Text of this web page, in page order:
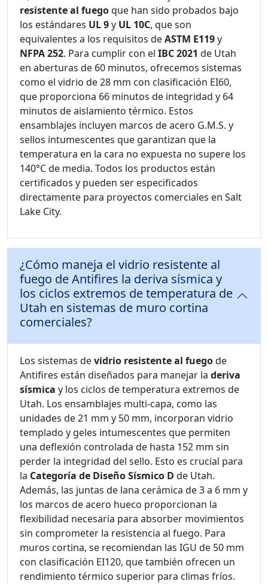
resistente al fuegoque han sido probados bajo
los estándares UL 9y UL 10C, que son
equivalentes a los requisitos deASTM E119y
NFPA 252. Para cumplir con el IBC 2021 de Utah
en aberturas de 60 minutos, ofrecemos sistemas
como el vidrio de 28 mm con clasificación EI60,
que proporciona 66 minutos de integridad y 64
minutos de aislamiento térmico. Estos
ensamblajes incluyen marcos de acero G.M.S. y
sellos intumescentes que garantizan que la
temperatura en la cara no expuesta no supere los
140°C de media. Todos los productos están
certificados y pueden ser especificados
directamente para proyectos comerciales en Salt
Lake City.
¿Cómo maneja el vidrio resistente al
fuego de Antifires la deriva sísmica y
los ciclos extremos de temperatura de
Utah en sistemas de muro cortina
comerciales?
Los sistemas devidrio resistente al fuegode
Antifires están diseñados para manejar la deriva
sísmica y los ciclos de temperatura extremos de
Utah. Los ensamblajes multi-capa, como las
unidades de 21 mm y 50 mm, incorporan vidrio
templado y geles intumescentes que permiten
una deflexión controlada de hasta 152 mm sin
perder la integridad del sello. Esto es crucial para
la Categoría de Diseño Sísmico D de Utah.
Además, las juntas de lana cerámica de 3 a 6 mm y
los marcos de acero hueco proporcionan la
flexibilidad necesaria para absorber movimientos
sin comprometer la resistencia al fuego. Para
muros cortina, se recomiendan las IGU de 50 mm
con clasificación EI120, que también ofrecen un
rendimiento térmico superior para climas fríos.